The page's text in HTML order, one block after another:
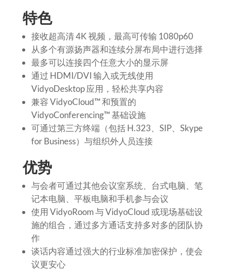
特色
接收超高清 4K 视频，最高可传输 1080p60
从多个有源扬声器和连续分屏布局中进行选择
最多可以连接四个任意大小的显示屏
通过 HDMI/DVI 输入或无线使用
VidyoDesktop 应用，轻松共享内容
兼容 VidyoCloud™ 和预置的
VidyoConferencing™ 基础设施
可通过第三方终端（包括 H.323、SIP、Skype
for Business）与组织外人员连接
优势
与会者可通过其他会议室系统、台式电脑、笔
记本电脑、平板电脑和手机参与会议
使用 VidyoRoom 与 VidyoCloud 或现场基础设
施的组合，通过多方通话支持多对多的团队协
作
谈话内容通过强大的行业标准加密保护，使会
议更安心